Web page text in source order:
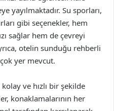
yayılmaktadır. Su sporları,
gibi seçenekler, hem
sağlar hem de çevreyi
otelin sunduğu rehberli
yer mevcut.
ve hızlı bir şekilde
konaklamalarının her